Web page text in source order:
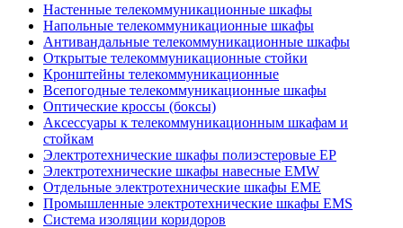
Настенные телекоммуникационные шкафы
Напольные телекоммуникационные шкафы
Антивандальные телекоммуникационные шкафы
Открытые телекоммуникационные стойки
Кронштейны телекоммуникационные
Всепогодные телекоммуникационные шкафы
Оптические кроссы (боксы)
Аксессуары к телекоммуникационным шкафам и
стойкам
Электротехнические шкафы полиэстеровые EP
Электротехнические шкафы навесные EMW
Отдельные электротехнические шкафы EME
Промышленные электротехнические шкафы EMS
Система изоляции коридоров